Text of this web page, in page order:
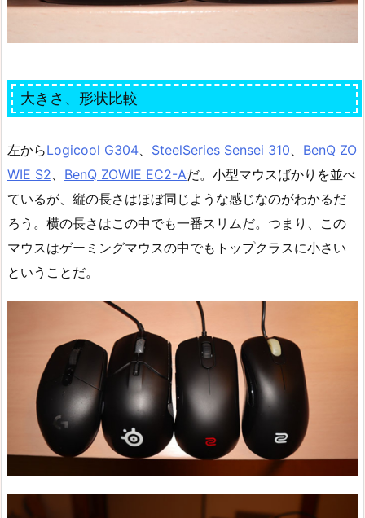
大きさ、形状比較
左からLogicool G304 SteelSeries Sensei 310
BenQ ZO
WIE S2
BenQ ZOWIE EC2-Aだ。小型マウスばかりを並べ
ているが、縦の長さはほぼ同じような感じなのがわかるだ
ろう。横の長さはこの中でも一番スリムだ。つまり、この
マウスはゲーミングマウスの中でもトップクラスに小さい
ということだ。